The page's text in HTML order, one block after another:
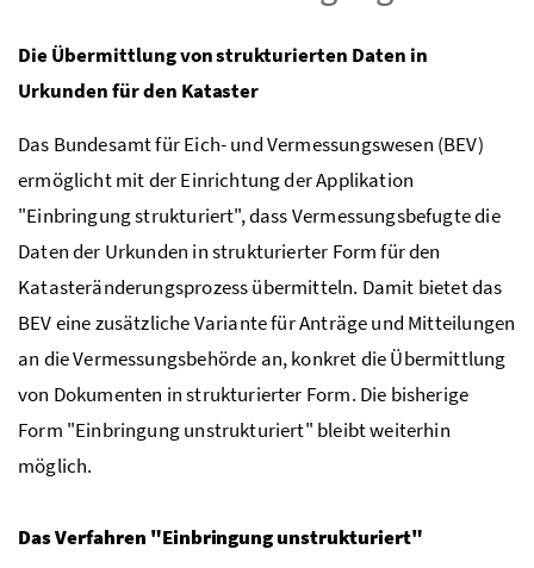
Die Übermittlung von strukturierten Daten in
Urkunden für den Kataster
Das Bundesamt für Eich- und Vermessungswesen (BEV)
ermöglicht mit der Einrichtung der Applikation
"Einbringung strukturiert", dass Vermessungsbefugte die
Daten der Urkunden in strukturierter Form für den
Katasteränderungsprozess übermitteln. Damit bietet das
BEV eine zusätzliche Variante für Anträge und Mitteilungen
an die Vermessungsbehörde an, konkret die Übermittlung
von Dokumenten in strukturierter Form. Die bisherige
Form "Einbringung unstrukturiert" bleibt weiterhin
möglich.
Das Verfahren "Einbringung unstrukturiert"